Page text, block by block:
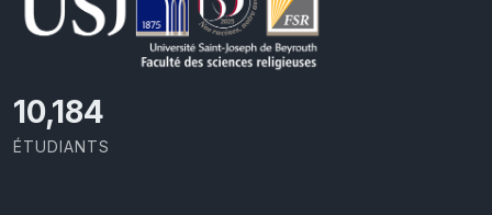
10,801
ÉTUDIANTS